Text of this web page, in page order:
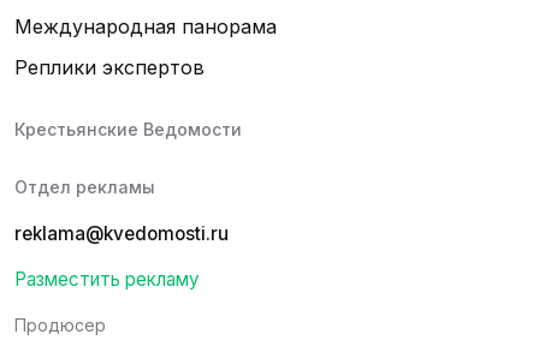
Международная панорама
Реплики экспертов
Крестьянские Ведомости
Отдел рекламы
reklama@kvedomosti.ru
Разместить рекламу
Продюсер